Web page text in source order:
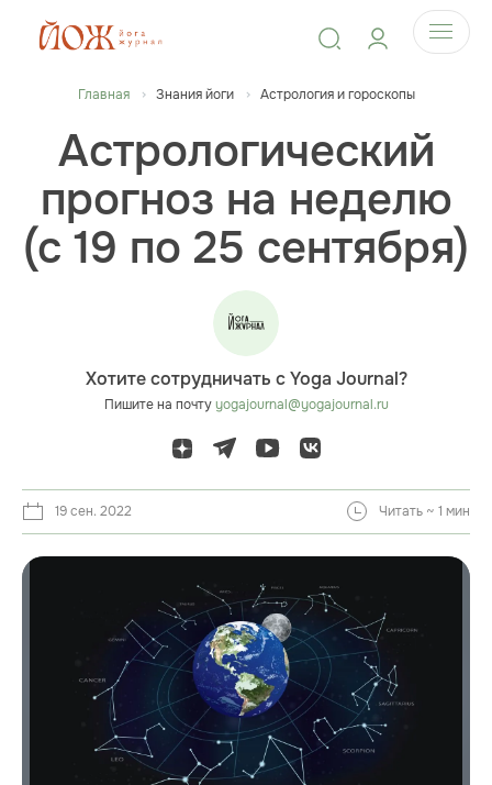
Главная Знания йоги Астрология и гороскопы
Астрологический
прогноз на неделю
(с 19 по 25 сентября)
Хотите сотрудничать с Yoga Journal?
Пишите на почтуyogajournal@yogajournal.ru
19 сен. 2022 Читать ~ 1 мин